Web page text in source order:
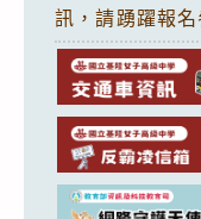
訊，請踴躍報名